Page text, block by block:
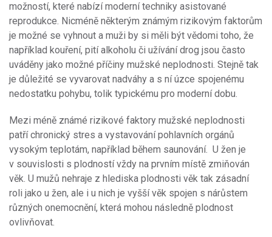
možností, které nabízí moderní techniky asistované
reprodukce. Nicméně některým známým rizikovým faktorům
je možné se vyhnout a muži by si měli být vědomi toho, že
například kouření, pití alkoholu či užívání drog jsou často
uváděny jako možné příčiny mužské neplodnosti. Stejně tak
je důležité se vyvarovat nadváhy a s ní úzce spojenému
nedostatku pohybu, tolik typickému pro moderní dobu.
Mezi méně známé rizikové faktory mužské neplodnosti
patří chronický stres a vystavování pohlavních orgánů
vysokým teplotám, například během saunování. U žen je
v souvislosti s plodností vždy na prvním místě zmiňován
věk. U mužů nehraje z hlediska plodnosti věk tak zásadní
roli jako u žen, ale i u nich je vyšší věk spojen s nárůstem
různých onemocnění, která mohou následně plodnost
ovlivňovat.